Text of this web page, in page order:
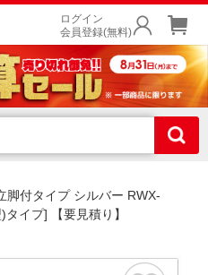
ログイン
会員登録(無料)
脚付タイプ シルバー RWX-
イプ] 【要見積り】